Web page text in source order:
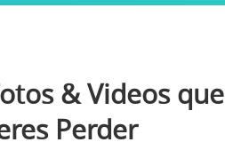
& Videos que
Perder